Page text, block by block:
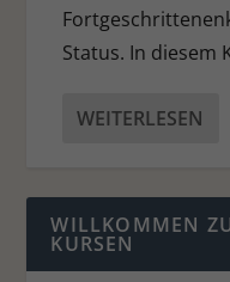
Status. In diesem
WEITERLESEN
WILLKOMMEN
KURSEN
Cookie-
Externe Medien (7)
standardmäßig blockiert.
Cookie-